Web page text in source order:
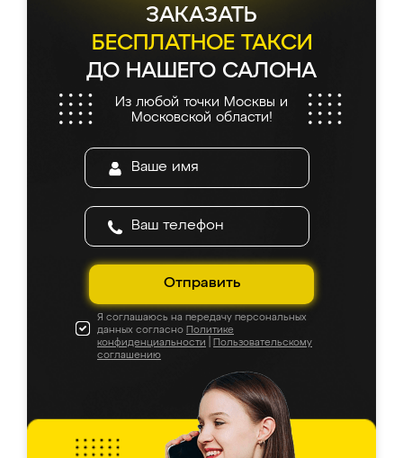
ЗАКАЗАТЬ
БЕСПЛАТНОЕ ТАКСИ
ДО НАШЕГО САЛОНА
Из любой точки Москвы и
Московской области!
Отправить
Я соглашаюсь на передачу персональных
данных согласно Политике
конфиденциальности
Пользовательскому
соглашению